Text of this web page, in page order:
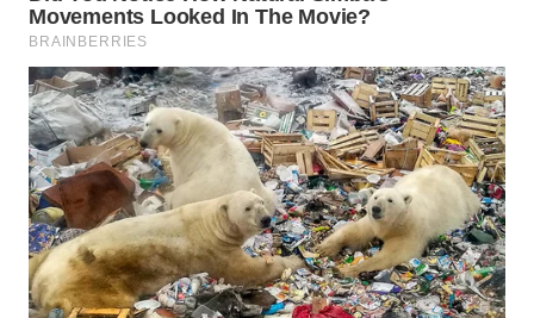
WAHANA
PERSONA
WAHANA
OTOMOTIF
WAHANA
HEALTH
WAHANA